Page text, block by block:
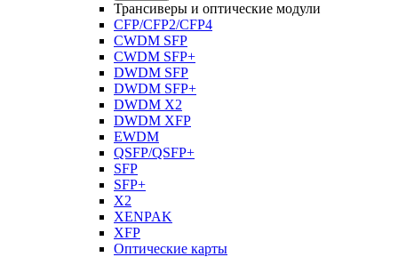
Трансиверы и оптические модули
CFP/CFP2/CFP4
CWDM SFP
CWDM SFP+
DWDM SFP
DWDM SFP+
DWDM X2
DWDM XFP
EWDM
QSFP/QSFP+
SFP
SFP+
X2
XENPAK
XFP
Оптические карты